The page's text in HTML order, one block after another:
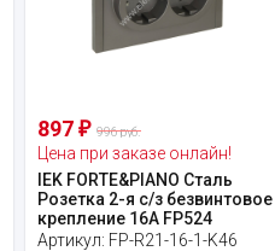
897₽ 996 руб.
Цена при заказе онлайн!
IEK FORTE&PIANO Сталь
Розетка 2-я с/з безвинтовое
крепление 16А FP524
Артикул: FP-R21-16-1-K46